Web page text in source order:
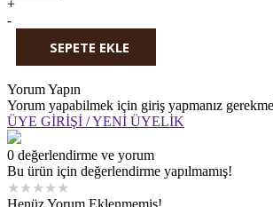
+
-
SEPETE EKLE
Yorum Yapın
Yorum yapabilmek için giriş yapmanız
ÜYE GİRİŞİ / YENİ ÜYELİK
0 değerlendirme ve yorum
Bu ürün için değerlendirme yapılmamış!
★★★★★
Henüz Yorum Eklenmemiş!